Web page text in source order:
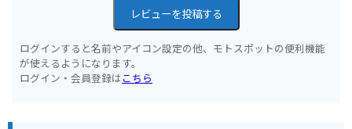
レビューを投稿する
ログインすると名前やアイコン設定の他、モトスポットの便利機能
が使えるようになります。
ログイン・会員登録はこちら